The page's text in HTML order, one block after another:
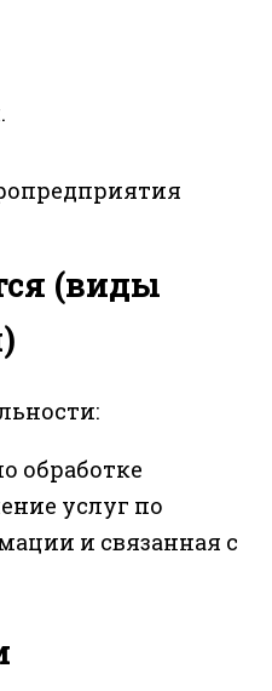
(виды
обработке
услуг по
и связанная с